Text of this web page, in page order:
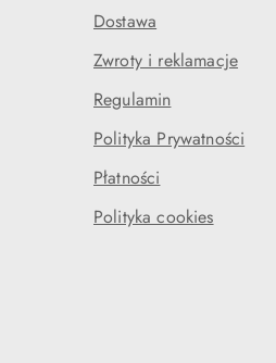
Dostawa
Zwroty i reklamacje
Regulamin
Polityka Prywatności
Płatności
Polityka cookies